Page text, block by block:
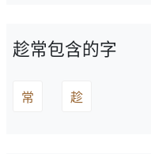
趁常包含的字
常 趁